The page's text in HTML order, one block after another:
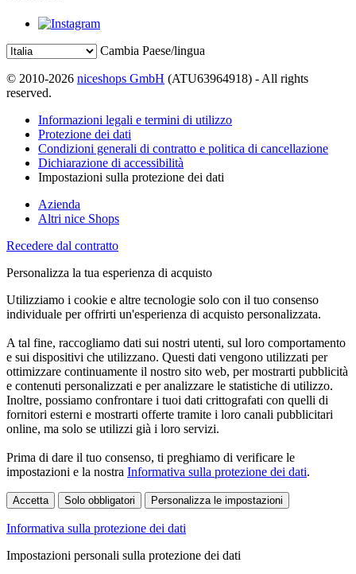
Cambia Paese/lingua
© 2010-2026 niceshops GmbH (ATU63964918) - All rights
reserved.
Informazioni legali e termini di utilizzo
Protezione dei dati
Condizioni generali di contratto e politica di cancellazione
Dichiarazione di accessibilità
Impostazioni sulla protezione dei dati
Azienda
Altri nice Shops
Recedere dal contratto
Personalizza la tua esperienza di acquisto
Utilizziamo i cookie e altre tecnologie solo con il tuo consenso
individuale per offrirti un'esperienza di acquisto personalizzata.
A tal fine, raccogliamo dati sui nostri utenti, sul loro comportamento
e sui dispositivi che utilizzano. Questi dati vengono utilizzati per
ottimizzare continuamente il nostro sito web, per mostrarti pubblicità
e contenuti personalizzati e per analizzare le statistiche di utilizzo.
Inoltre, possiamo confrontare i tuoi dati crittografati con quelli di
fornitori esterni e mostrarti offerte tramite i loro canali pubblicitari
online, ma solo se utilizzi già i loro servizi.
Prima di dare il tuo consenso, ti preghiamo di verificare le
impostazioni e la nostra Informativa sulla protezione dei dati.
Accetta Solo obbligatori Personalizza le impostazioni
Informativa sulla protezione dei dati
Impostazioni personali sulla protezione dei dati